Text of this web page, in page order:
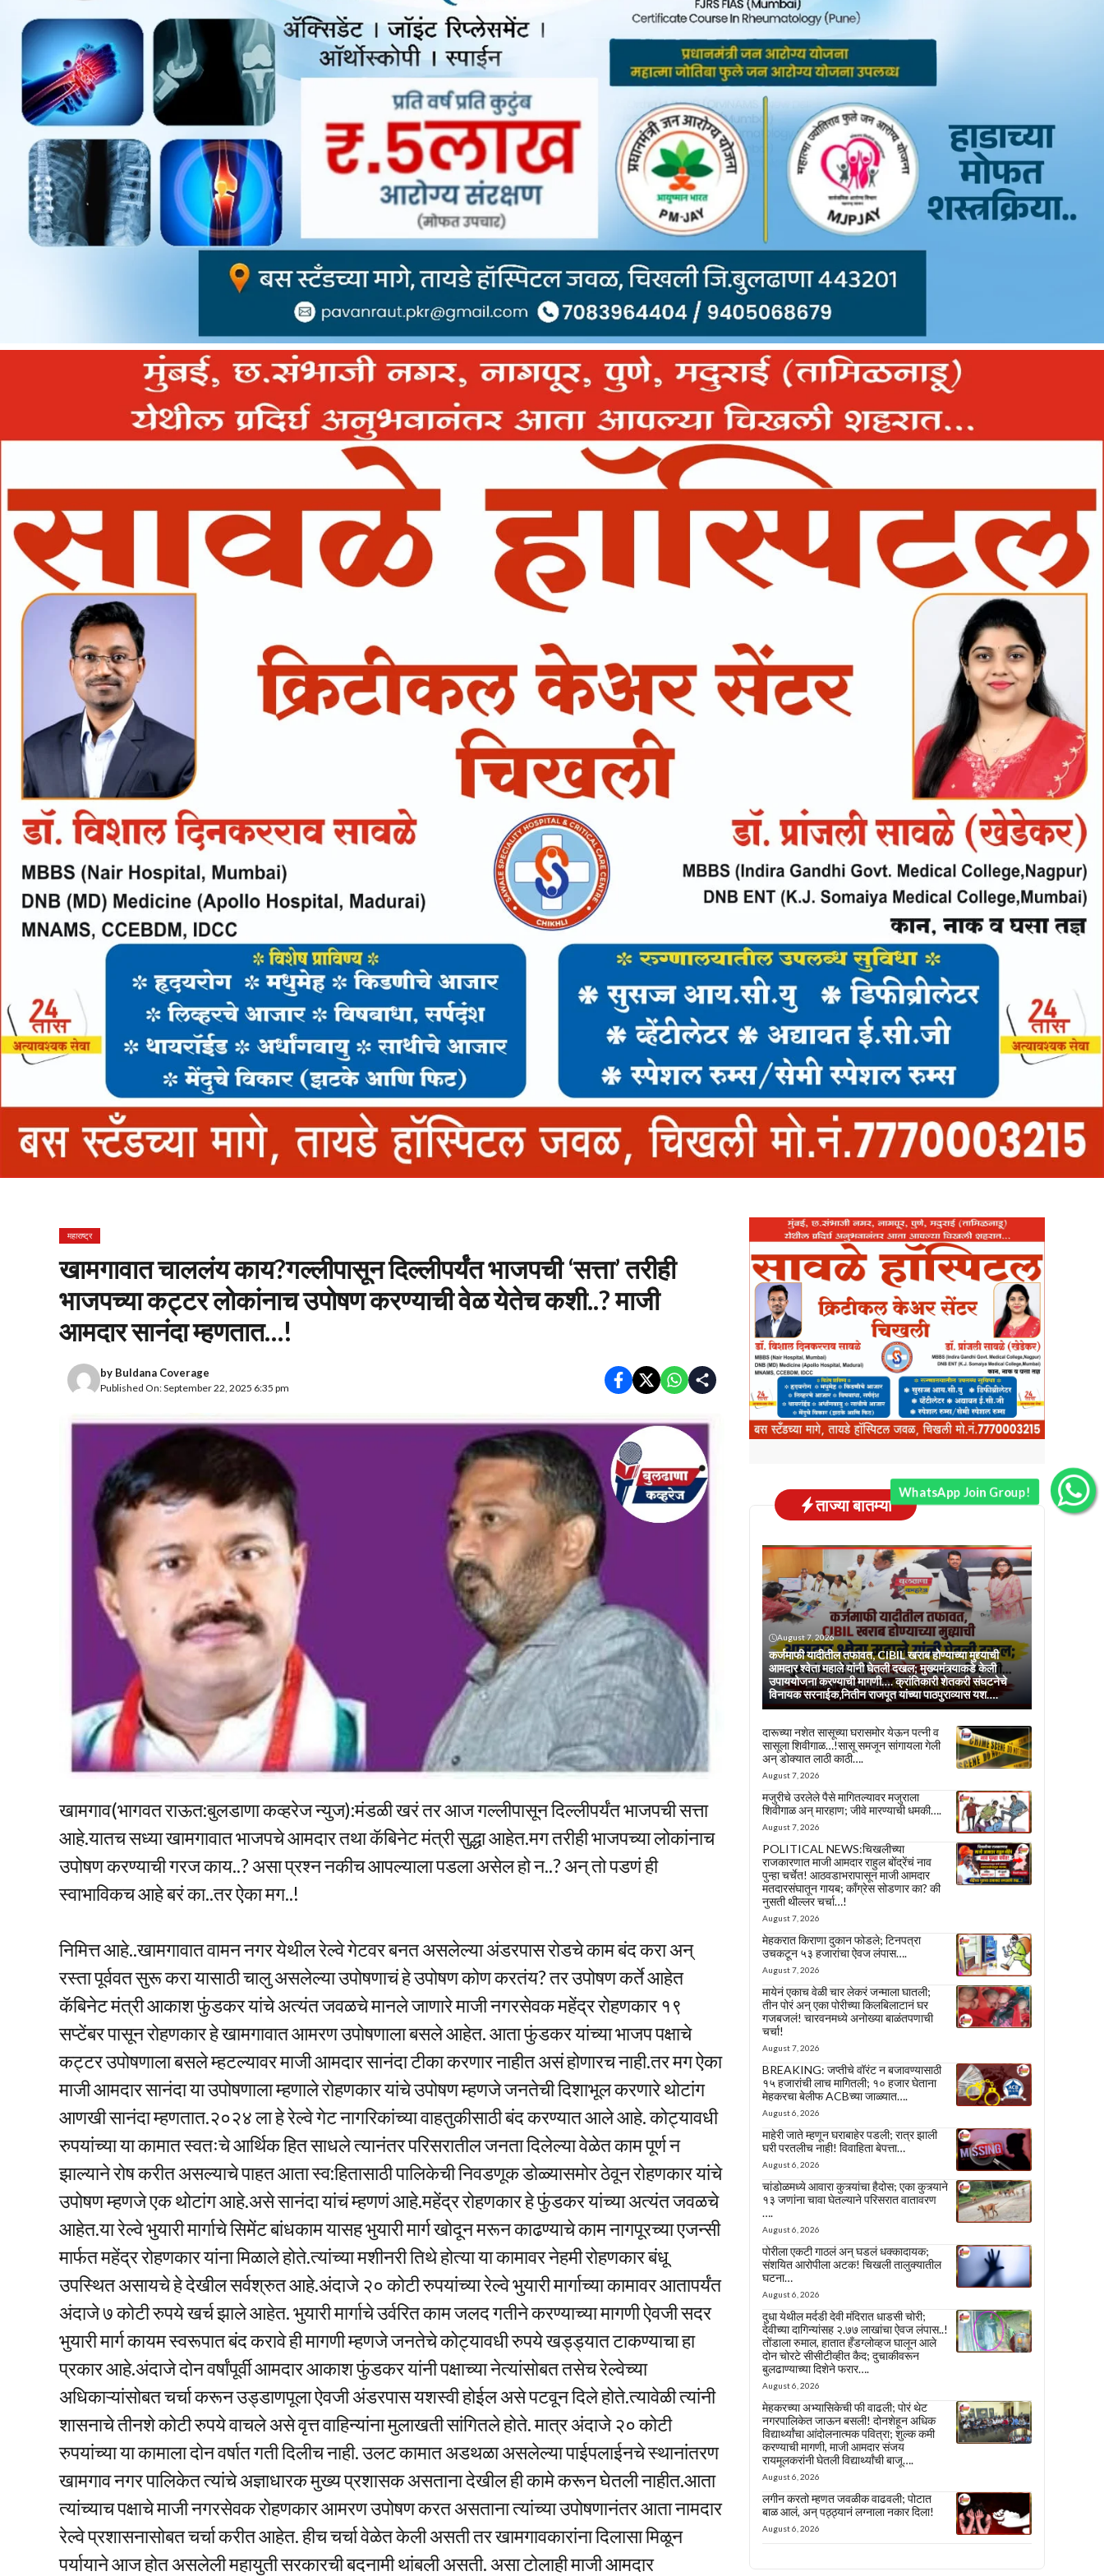
महाराष्ट्र
खामगावात चाललंय काय?गल्लीपासून दिल्लीपर्यंत भाजपची ‘सत्ता’ तरीही
भाजपच्या कट्टर लोकांनाच उपोषण करण्याची वेळ येतेच कशी..? माजी
आमदार सानंदा म्हणतात…!
by Buldana Coverage
Published On: September 22, 2025 6:35 pm
खामगाव(भागवत राऊत:बुलडाणा कव्हरेज न्युज):मंडळी खरं तर आज गल्लीपासून दिल्लीपर्यंत भाजपची सत्ता
आहे.यातच सध्या खामगावात भाजपचे आमदार तथा कॅबिनेट मंत्री सुद्धा आहेत.मग तरीही भाजपच्या लोकांनाच
उपोषण करण्याची गरज काय..? असा प्रश्न नकीच आपल्याला पडला असेल हो न..? अन् तो पडणं ही
स्वाभाविकच आहे बरं का..तर ऐका मग..!
निमित्त आहे..खामगावात वामन नगर येथील रेल्वे गेटवर बनत असलेल्या अंडरपास रोडचे काम बंद करा अन्
रस्ता पूर्ववत सुरू करा यासाठी चालु असलेल्या उपोषणाचं हे उपोषण कोण करतंय? तर उपोषण कर्ते आहेत
कॅबिनेट मंत्री आकाश फुंडकर यांचे अत्यंत जवळचे मानले जाणारे माजी नगरसेवक महेंद्र रोहणकार १९
सप्टेंबर पासून रोहणकार हे खामगावात आमरण उपोषणाला बसले आहेत. आता फुंडकर यांच्या भाजप पक्षाचे
कट्टर उपोषणाला बसले म्हटल्यावर माजी आमदार सानंदा टीका करणार नाहीत असं होणारच नाही.तर मग ऐका
माजी आमदार सानंदा या उपोषणाला म्हणाले रोहणकार यांचे उपोषण म्हणजे जनतेची दिशाभूल करणारे थोटांग
आणखी सानंदा म्हणतात.२०२४ ला हे रेल्वे गेट नागरिकांच्या वाहतुकीसाठी बंद करण्यात आले आहे. कोट्यावधी
रुपयांच्या या कामात स्वतःचे आर्थिक हित साधले त्यानंतर परिसरातील जनता दिलेल्या वेळेत काम पूर्ण न
झाल्याने रोष करीत असल्याचे पाहत आता स्व:हितासाठी पालिकेची निवडणूक डोळ्यासमोर ठेवून रोहणकार यांचे
उपोषण म्हणजे एक थोटांग आहे.असे सानंदा यांचं म्हणणं आहे.महेंद्र रोहणकार हे फुंडकर यांच्या अत्यंत जवळचे
आहेत.या रेल्वे भुयारी मार्गाचे सिमेंट बांधकाम यासह भुयारी मार्ग खोदून मरून काढण्याचे काम नागपूरच्या एजन्सी
मार्फत महेंद्र रोहणकार यांना मिळाले होते.त्यांच्या मशीनरी तिथे होत्या या कामावर नेहमी रोहणकार बंधू
उपस्थित असायचे हे देखील सर्वश्रुत आहे.अंदाजे २० कोटी रुपयांच्या रेल्वे भुयारी मार्गाच्या कामावर आतापर्यंत
अंदाजे ७ कोटी रुपये खर्च झाले आहेत. भुयारी मार्गाचे उर्वरित काम जलद गतीने करण्याच्या मागणी ऐवजी सदर
भुयारी मार्ग कायम स्वरूपात बंद करावे ही मागणी म्हणजे जनतेचे कोट्यावधी रुपये खड्ड्यात टाकण्याचा हा
प्रकार आहे.अंदाजे दोन वर्षांपूर्वी आमदार आकाश फुंडकर यांनी पक्षाच्या नेत्यांसोबत तसेच रेल्वेच्या
अधिकाऱ्यांसोबत चर्चा करून उड्डाणपूला ऐवजी अंडरपास यशस्वी होईल असे पटवून दिले होते.त्यावेळी त्यांनी
शासनाचे तीनशे कोटी रुपये वाचले असे वृत्त वाहिन्यांना मुलाखती सांगितले होते. मात्र अंदाजे २० कोटी
रुपयांच्या या कामाला दोन वर्षात गती दिलीच नाही. उलट कामात अडथळा असलेल्या पाईपलाईनचे स्थानांतरण
खामगाव नगर पालिकेत त्यांचे अज्ञाधारक मुख्य प्रशासक असताना देखील ही कामे करून घेतली नाहीत.आता
त्यांच्याच पक्षाचे माजी नगरसेवक रोहणकार आमरण उपोषण करत असताना त्यांच्या उपोषणानंतर आता नामदार
रेल्वे प्रशासनासोबत चर्चा करीत आहेत. हीच चर्चा वेळेत केली असती तर खामगावकारांना दिलासा मिळून
पर्यायाने आज होत असलेली महायुती सरकारची बदनामी थांबली असती. असा टोलाही माजी आमदार
ताज्या बातम्या
August 7, 2026
कर्जमाफी यादीतील तफावत, CIBIL खराब होण्याच्या मुद्द्याची
आमदार श्वेता महाले यांनी घेतली दखल; मुख्यमंत्र्याकडे केली
उपाययोजना करण्याची मागणी…. क्रांतिकारी शेतकरी संघटनेचे
विनायक सरनाईक,नितीन राजपूत यांच्या पाठपुराव्यास यश….
दारूच्या नशेत सासूच्या घरासमोर येऊन पत्नी व
सासूला शिवीगाळ…!सासू समजून सांगायला गेली
अन् डोक्यात लाठी काठी….
August 7, 2026
मजुरीचे उरलेले पैसे मागितल्यावर मजुराला
शिवीगाळ अन् मारहाण; जीवे मारण्याची धमकी….
August 7, 2026
POLITICAL NEWS:चिखलीच्या
राजकारणात माजी आमदार राहुल बोंद्रेंचं नाव
पुन्हा चर्चेत! आठवडाभरापासून माजी आमदार
मतदारसंघातून गायब; काँग्रेस सोडणार का? की
नुसती थील्लर चर्चा…!
August 7, 2026
मेहकरात किराणा दुकान फोडले; टिनपत्रा
उचकटून ५३ हजारांचा ऐवज लंपास….
August 7, 2026
मायेनं एकाच वेळी चार लेकरं जन्माला घातली;
तीन पोरं अन् एका पोरीच्या किलबिलाटानं घर
गजबजलं! चारवनमध्ये अनोख्या बाळंतपणाची
चर्चा!
August 7, 2026
BREAKING: जप्तीचे वॉरंट न बजावण्यासाठी
१५ हजारांची लाच मागितली; १० हजार घेताना
मेहकरचा बेलीफ ACBच्या जाळ्यात….
August 6, 2026
माहेरी जाते म्हणून घराबाहेर पडली; रात्र झाली
घरी परतलीच नाही! विवाहिता बेपत्ता…
August 6, 2026
चांडोळमध्ये आवारा कुत्र्यांचा हैदोस; एका कुत्र्याने
१३ जणांना चावा घेतल्याने परिसरात वातावरण
….
August 6, 2026
पोरीला एकटी गाठलं अन् घडलं धक्कादायक;
संशयित आरोपीला अटक! चिखली तालुक्यातील
घटना…
August 6, 2026
दुधा येथील मर्दडी देवी मंदिरात धाडसी चोरी;
देवीच्या दागिन्यांसह २.७७ लाखांचा ऐवज लंपास..!
तोंडाला रुमाल, हातात हँडग्लोव्हज घालून आले
दोन चोरटे सीसीटीव्हीत कैद; दुचाकीवरून
बुलढाण्याच्या दिशेने फरार….
August 6, 2026
मेहकरच्या अभ्यासिकेची फी वाढली; पोरं थेट
नगरपालिकेत जाऊन बसली! दोनशेहून अधिक
विद्यार्थ्यांचा आंदोलनात्मक पवित्रा; शुल्क कमी
करण्याची मागणी, माजी आमदार संजय
रायमूलकरांनी घेतली विद्यार्थ्यांची बाजू….
August 6, 2026
लगीन करतो म्हणत जवळीक वाढवली; पोटात
बाळ आलं, अन् पठ्ठ्यानं लग्नाला नकार दिला!
August 6, 2026
WhatsApp Join Group!